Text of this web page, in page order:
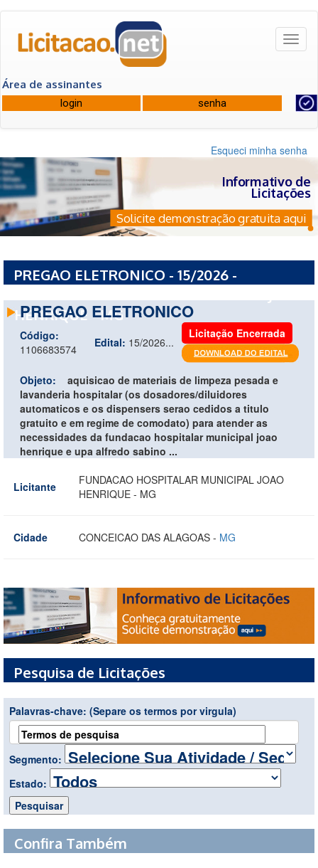
Área de assinantes
Esqueci minha senha
Informativo de
Licitações
Solicite demonstração gratuita aqui
PREGAO ELETRONICO - 15/2026 -
HENRIQUE - MG
PREGAO ELETRONICO
Código:
1106683574
Edital: 15/2026...
Licitação Encerrada
Objeto:
aquisicao de materiais de limpeza pesada e
lavanderia hospitalar (os dosadores/diluidores
automaticos e os dispensers serao cedidos a titulo
gratuito e em regime de comodato) para atender as
necessidades da fundacao hospitalar municipal joao
henrique e upa alfredo sabino ...
Licitante
FUNDACAO HOSPITALAR MUNICIPAL JOAO
HENRIQUE - MG
Cidade CONCEICAO DAS ALAGOAS - MG
Pesquisa de Licitações
Palavras-chave: (Separe os termos por virgula)
Segmento:
Estado:
Confira Também